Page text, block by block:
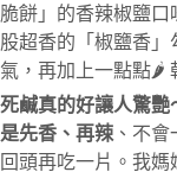
脆餅」的香辣椒鹽
股超香的「椒鹽香
氣，再加上一點點🌶️
死鹹真的好讓人驚艷
是先香、再辣 、不
回頭再吃一片。我